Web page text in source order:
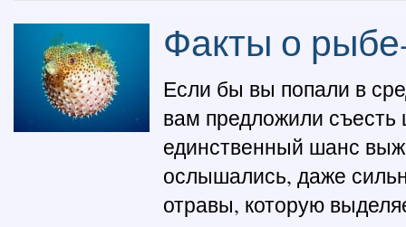
Факты о
Если бы вы попали в
вам предложили
единственный шанс
ослышались, даже
отравы, которую